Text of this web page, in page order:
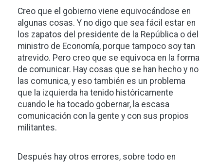
Creo que el gobierno viene equivocándose en
algunas cosas. Y no digo que sea fácil estar en
los zapatos del presidente de la República o del
ministro de Economía, porque tampoco soy tan
atrevido. Pero creo que se equivoca en la forma
de comunicar. Hay cosas que se han hecho y no
las comunica, y eso también es un problema
que la izquierda ha tenido históricamente
cuando le ha tocado gobernar, la escasa
comunicación con la gente y con sus propios
militantes.
Después hay otros errores, sobre todo en